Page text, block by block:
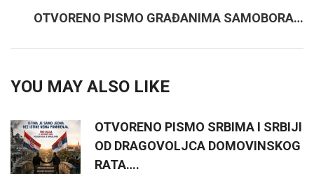
OTVORENO PISMO GRAĐANIMA SAMOBORA…
YOU MAY ALSO LIKE
OTVORENO PISMO SRBIMA I SRBIJI
OD DRAGOVOLJCA DOMOVINSKOG
RATA….